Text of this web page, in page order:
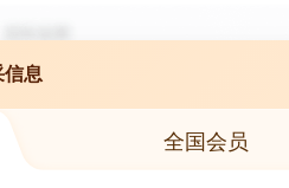
息
全国会员